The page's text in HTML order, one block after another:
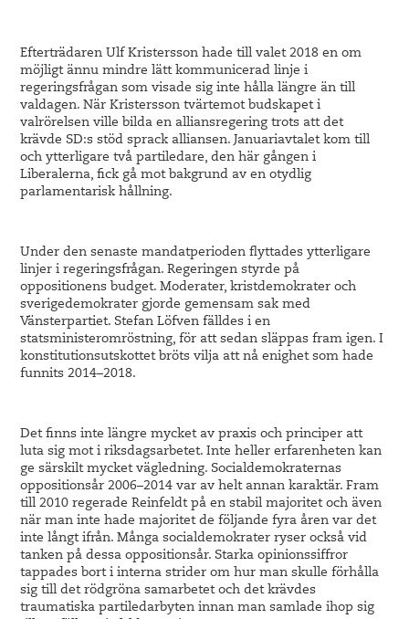
Efterträdaren Ulf Kristersson hade till valet 2018 en om
möjligt ännu mindre lätt kommunicerad linje i
regeringsfrågan som visade sig inte hålla längre än till
valdagen. När Kristersson tvärtemot budskapet i
valrörelsen ville bilda en alliansregering trots att det
krävde SD:s stöd sprack alliansen. Januariavtalet kom till
och ytterligare två partiledare, den här gången i
Liberalerna, fick gå mot bakgrund av en otydlig
parlamentarisk hållning.
Under den senaste mandatperioden flyttades ytterligare
linjer i regeringsfrågan. Regeringen styrde på
oppositionens budget. Moderater, kristdemokrater och
sverigedemokrater gjorde gemensam sak med
Vänsterpartiet. Stefan Löfven fälldes i en
statsministeromröstning, för att sedan släppas fram igen. I
konstitutionsutskottet bröts vilja att nå enighet som hade
funnits 2014–2018.
Det finns inte längre mycket av praxis och principer att
luta sig mot i riksdagsarbetet. Inte heller erfarenheten kan
ge särskilt mycket vägledning. Socialdemokraternas
oppositionsår 2006–2014 var av helt annan karaktär. Fram
till 2010 regerade Reinfeldt på en stabil majoritet och även
när man inte hade majoritet de följande fyra åren var det
inte långt ifrån. Många socialdemokrater ryser också vid
tanken på dessa oppositionsår. Starka opinionssiffror
tappades bort i interna strider om hur man skulle förhålla
sig till det rödgröna samarbetet och det krävdes
traumatiska partiledarbyten innan man samlade ihop sig